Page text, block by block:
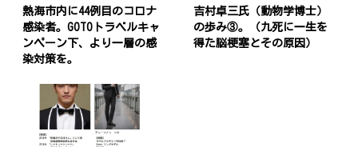
熱海市内に44例目のコロナ
感染者。GOTOトラベルキャ
ンペーン下、より一層の感
染対策を。
吉村卓三氏（動物学博士）
の歩み③。（九死に一生を
得た脳梗塞とその原因）